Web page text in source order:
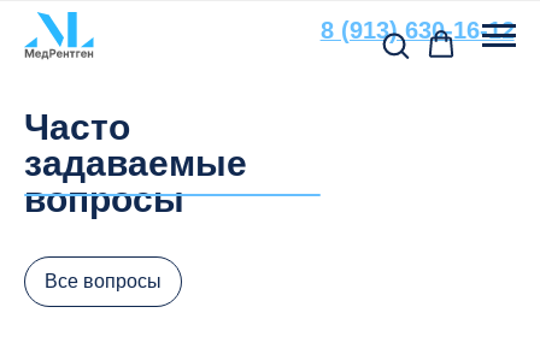
8 (913) 630-16-12
Часто
задаваемые
вопросы
Все вопросы
По всем вопросам, связанным
с подбором расходных материалов
и оборудования, вы можете
Свяжитесь с нами